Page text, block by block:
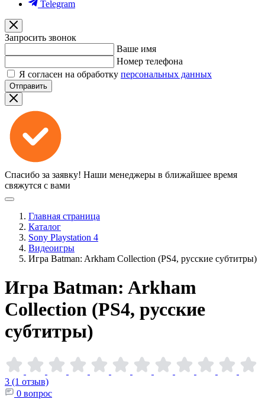
Telegram
Запросить звонок
Ваше имя
Номер телефона
Я согласен на обработку персональных данных
Отправить
Спасибо за заявку! Наши менеджеры в ближайшее время
свяжутся с вами
Главная страница
Каталог
Sony Playstation 4
Видеоигры
Игра Batman: Arkham Collection (PS4, русские субтитры)
Игра Batman: Arkham
Collection (PS4, русские
субтитры)
3 (1 отзыв)
0 вопрос